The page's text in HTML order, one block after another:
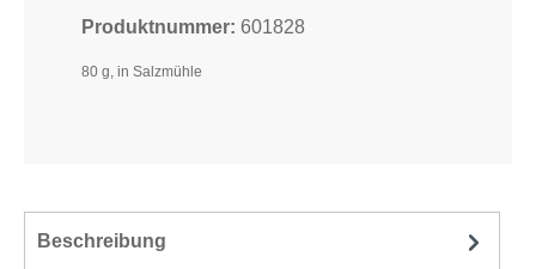
Produktnummer: 601828
80 g, in Salzmühle
Beschreibung